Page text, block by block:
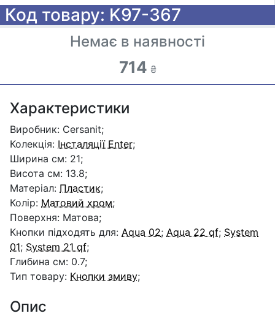
Код товару: K97-367
Немає в наявності
714 ₴
Характеристики
Виробник: Cersanit;
Колекція: Інсталяції Enter;
Ширина см: 21;
Висота см: 13.8;
Матеріал: Пластик;
Колір: Матовий хром;
Поверхня: Матова;
Кнопки підходять для: Aqua 02; Aqua 22 qf; System
01; System 21 qf;
Глибина см: 0.7;
Тип товару: Кнопки змиву;
Опис